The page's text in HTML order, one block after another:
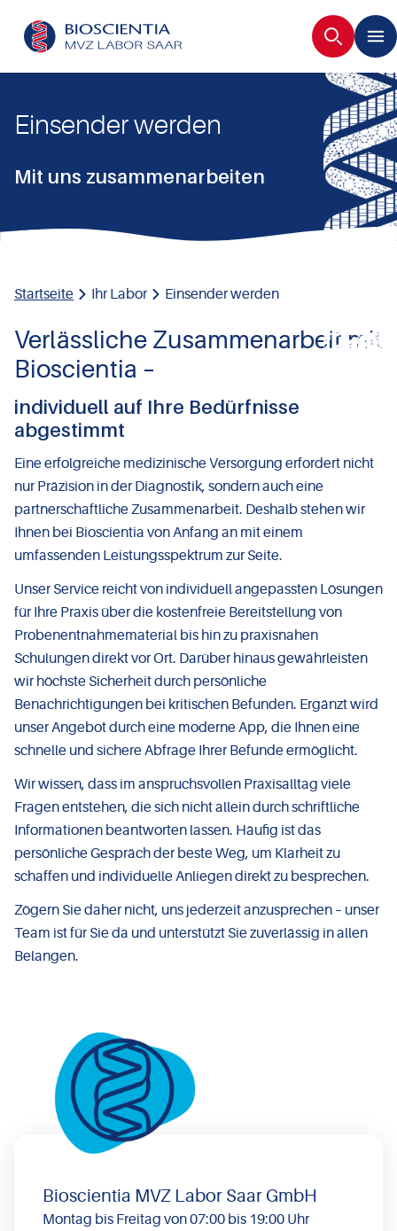
Suche
Einsender werden
Mit uns zusammenarbeiten
Startseite Ihr Labor Einsender werden
Verlässliche Zusammenarbeit mit
Bioscientia –
individuell auf Ihre Bedürfnisse
abgestimmt
Eine erfolgreiche medizinische Versorgung erfordert nicht
nur Präzision in der Diagnostik, sondern auch eine
partnerschaftliche Zusammenarbeit. Deshalb stehen wir
Ihnen bei Bioscientia von Anfang an mit einem
umfassenden Leistungsspektrum zur Seite.
Unser Service reicht von individuell angepassten Lösungen
für Ihre Praxis über die kostenfreie Bereitstellung von
Probenentnahmematerial bis hin zu praxisnahen
Schulungen direkt vor Ort. Darüber hinaus gewährleisten
wir höchste Sicherheit durch persönliche
Benachrichtigungen bei kritischen Befunden. Ergänzt wird
unser Angebot durch eine moderne App, die Ihnen eine
schnelle und sichere Abfrage Ihrer Befunde ermöglicht.
Wir wissen, dass im anspruchsvollen Praxisalltag viele
Fragen entstehen, die sich nicht allein durch schriftliche
Informationen beantworten lassen. Häufig ist das
persönliche Gespräch der beste Weg, um Klarheit zu
schaffen und individuelle Anliegen direkt zu besprechen.
Zögern Sie daher nicht, uns jederzeit anzusprechen – unser
Team ist für Sie da und unterstützt Sie zuverlässig in allen
Belangen.
Bioscientia MVZ Labor Saar GmbH
Montag bis Freitag von 07:00 bis 19:00 Uhr